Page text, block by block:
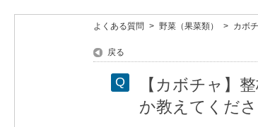
よくある質問 > 野菜（果菜類） > カボ
戻る
【カボチャ】
か教えてくださ